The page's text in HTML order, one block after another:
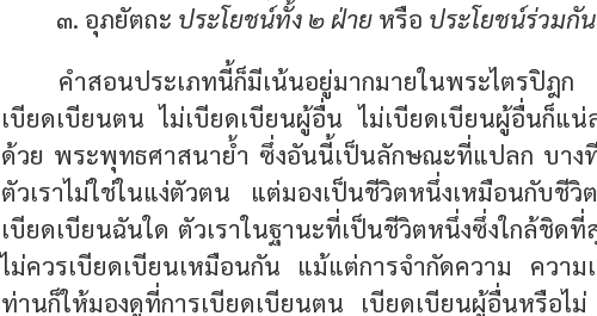
๓. อุภยัตถะ ประโยชน์ทั้ง ๒ ฝ่ายหรือ ประโยชน์ร่วมกัน
คำสอนประเภทนี้ก็มีเน้นอยู่มากมายในพระไตร
เบียดเบียนตน ไม่เบียดเบียนผู้อื่น ไม่เบียดเบียนผู้อื่นก็แ
ด้วย พระพุทธศาสนาย้ำ ซึ่งอันนี้เป็นลักษณะที่แปลก บางที
ตัวเราไม่ใช่ในแง่ตัวตน แต่มองเป็นชีวิตหนึ่งเหมือนกับชี
เบียดเบียนฉันใด ตัวเราในฐานะที่เป็นชีวิตหนึ่งซึ่งใกล้ชิด
ไม่ควรเบียดเบียนเหมือนกัน แม้แต่การจำกัดความ ควา
ท่านก็ให้มองดูที่การเบียดเบียนตน เบียดเบียนผู้อื่นหรือไ